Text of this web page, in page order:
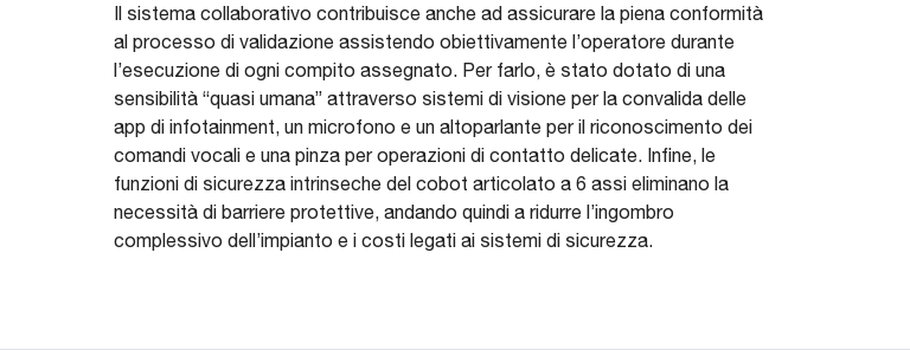
Il sistema collaborativo contribuisce anche ad assicurare la piena conformità
al processo di validazione assistendo obiettivamente l’operatore durante
l’esecuzione di ogni compito assegnato. Per farlo, è stato dotato di una
sensibilità “quasi umana” attraverso sistemi di visione per la convalida delle
app di infotainment, un microfono e un altoparlante per il riconoscimento dei
comandi vocali e una pinza per operazioni di contatto delicate. Infine, le
funzioni di sicurezza intrinseche del cobot articolato a 6 assi eliminano la
necessità di barriere protettive, andando quindi a ridurre l’ingombro
complessivo dell’impianto e i costi legati ai sistemi di sicurezza.